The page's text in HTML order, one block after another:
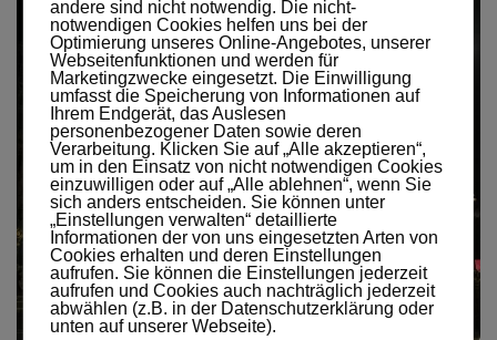
andere sind nicht notwendig. Die nicht-
notwendigen Cookies helfen uns bei der
Optimierung unseres Online-Angebotes, unserer
Webseitenfunktionen und werden für
Marketingzwecke eingesetzt. Die Einwilligung
umfasst die Speicherung von Informationen auf
Ihrem Endgerät, das Auslesen
personenbezogener Daten sowie deren
Verarbeitung. Klicken Sie auf „Alle akzeptieren“,
um in den Einsatz von nicht notwendigen Cookies
einzuwilligen oder auf „Alle ablehnen“, wenn Sie
sich anders entscheiden. Sie können unter
„Einstellungen verwalten“ detaillierte
Informationen der von uns eingesetzten Arten von
Cookies erhalten und deren Einstellungen
aufrufen. Sie können die Einstellungen jederzeit
aufrufen und Cookies auch nachträglich jederzeit
abwählen (z.B. in der Datenschutzerklärung oder
unten auf unserer Webseite).